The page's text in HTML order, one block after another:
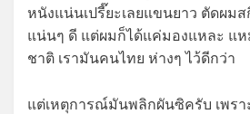
หนังแน่นเปรี๊ยะเลยแขนยาว ตัดผม
แน่นๆ ดี แต่ผมก็ได้แค่มองแหละ แห
ชาติ เรามันคนไทย ห่างๆ ไว้ดีกว่า
แต่เหตุการณ์มันพลิกผันซิครับ เพร